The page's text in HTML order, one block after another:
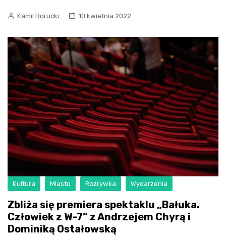
Kamil Borucki 10 kwietnia 2022
Kultura Miasto Rozrywka Wydarzenia
Zbliża się premiera spektaklu „Bałuka.
Człowiek z W-7” z Andrzejem Chyrą i
Dominiką Ostałowską